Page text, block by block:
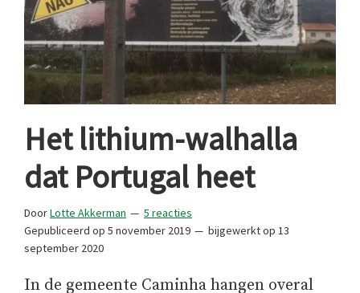
Het lithium-walhalla
dat Portugal heet
DoorLotte Akkerman
5 reacties
Gepubliceerd op 5 november 2019 bijgewerkt op 13
september 2020
In de gemeente Caminha hangen overal